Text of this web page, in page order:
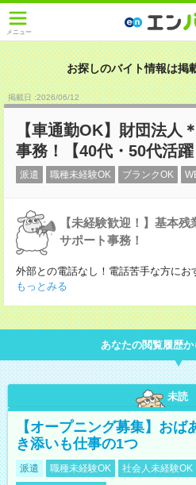
メニュー
お探しのバイト情報は掲
掲載日 :2026/06/12
【車通勤OK】財団法人
事務！【40代・50代活躍
派遣 職種未経験OK ブランクOK
【未経験歓迎！】基本
サポート事務！
外部との電話なし！電話苦手な方にお
もっとみる
あなたの閲覧履歴か
未読
【オープニング募集】お
き添いも仕事の1つ
派遣 職種未経験OK 社会人未経験OK